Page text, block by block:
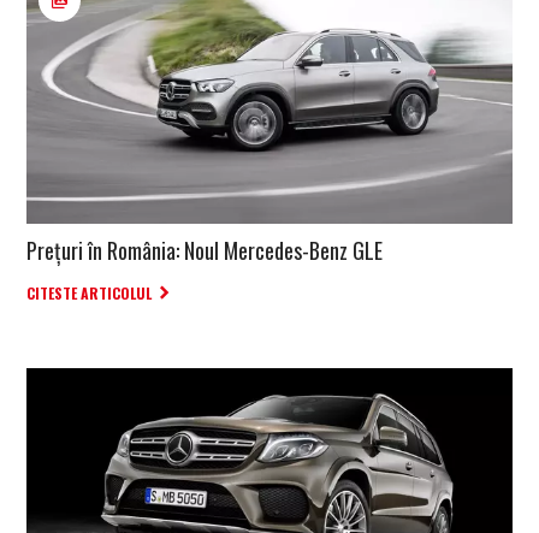
Prețuri în România: Noul Mercedes-Benz GLE
CITESTE ARTICOLUL